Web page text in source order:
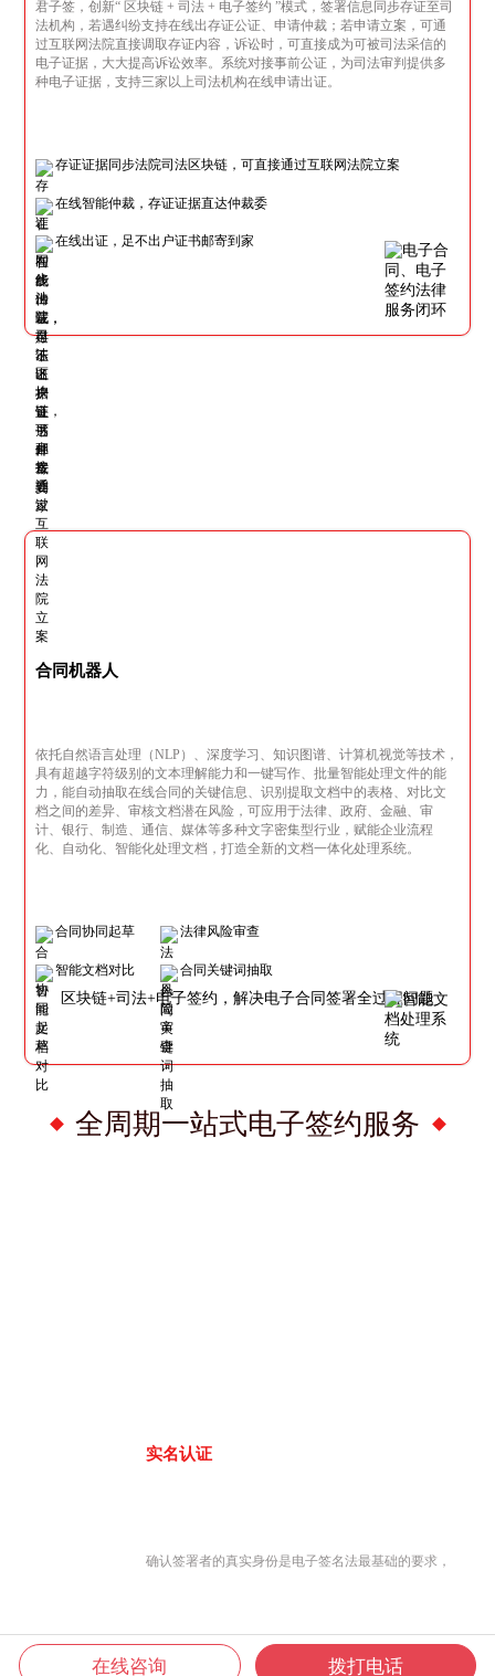
君子签，创新“ 区块链 + 司法 + 电子签约 ”模式，签署信息同步存证至司
法机构，若遇纠纷支持在线出存证公证、申请仲裁；若申请立案，可通
过互联网法院直接调取存证内容，诉讼时，可直接成为可被司法采信的
电子证据，大大提高诉讼效率。系统对接事前公证，为司法审判提供多
种电子证据，支持三家以上司法机构在线申请出证。
存证证据同步法院司法区块链，可直接通过互联网法院立案
在线智能仲裁，存证证据直达仲裁委
在线出证，足不出户证书邮寄到家
合同机器人
依托自然语言处理（NLP）、深度学习、知识图谱、计算机视觉等技术，
具有超越字符级别的文本理解能力和一键写作、批量智能处理文件的能
力，能自动抽取在线合同的关键信息、识别提取文档中的表格、对比文
档之间的差异、审核文档潜在风险，可应用于法律、政府、金融、审
计、银行、制造、通信、媒体等多种文字密集型行业，赋能企业流程
化、自动化、智能化处理文档，打造全新的文档一体化处理系统。
合同协同起草 法律风险审查
智能文档对比 合同关键词抽取
全周期一站式电子签约服务
区块链+司法+电子签约，解决电子合同签署全过程问题
实名认证
确认签署者的真实身份是电子签名法最基础的要求，
在线咨询 拨打电话